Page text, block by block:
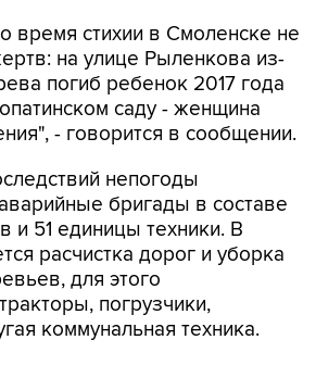
погиб ребенок 2017 года
саду - женщина
- говорится в сообщении.
непогоды
и 51 единицы техники. В
расчистка дорог и уборка
для этого
погрузчики,
коммунальная техника.
ожидается